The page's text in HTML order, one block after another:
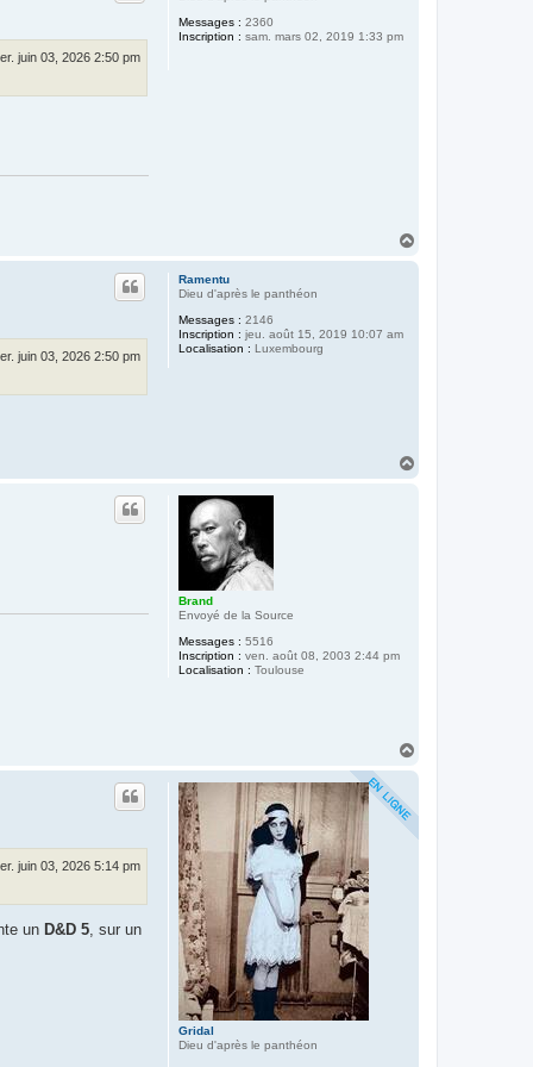
Messages : 2360
Inscription : sam. mars 02, 2019 1:33 pm
juin 03, 2026 2:50 pm
Ramentu
Dieu d'après le panthéon
Messages : 2146
Inscription : jeu. août 15, 2019 10:07 am
Localisation : Luxembourg
juin 03, 2026 2:50 pm
Brand
Envoyé de la Source
Messages : 5516
Inscription : ven. août 08, 2003 2:44 pm
Localisation : Toulouse
Gridal
Dieu d'après le panthéon
juin 03, 2026 5:14 pm
un D&D 5 , sur un